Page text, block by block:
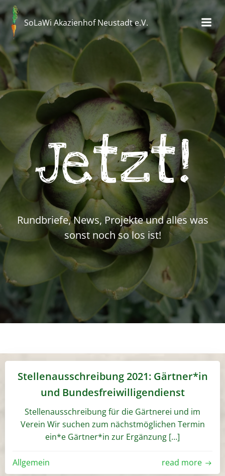
Zum
Inhalt
springen
SoLaWi Akazienhof Neustadt e.V.
Jetzt!
Rundbriefe, News, Projekte und alles was
sonst noch so los ist!
Stellenausschreibung 2021: Gärtner*in
und Bundesfreiwilligendienst
Stellenausschreibung für die Gärtnerei und im
Verein Wir suchen zum nächstmöglichen Termin
ein*e Gärtner*in zur Ergänzung […]
Allgemein read more